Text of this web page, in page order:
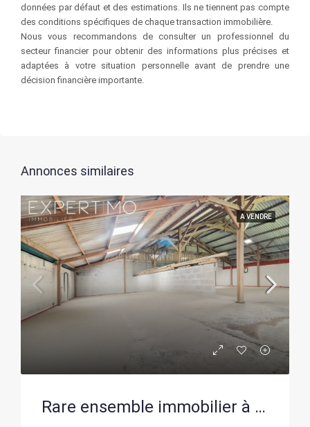
données par défaut et des estimations. Ils ne tiennent pas compte
des conditions spécifiques de chaque transaction immobilière.
Nous vous recommandons de consulter un professionnel du
secteur financier pour obtenir des informations plus précises et
adaptées à votre situation personnelle avant de prendre une
décision financière importante.
Annonces similaires
A VENDRE
Rare ensemble immobilier à Brest avec hangar, longère à rénover et terrain de 1573 m²